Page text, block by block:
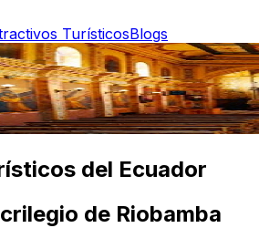
TurísticosBlogs
del Ecuador
de Riobamba